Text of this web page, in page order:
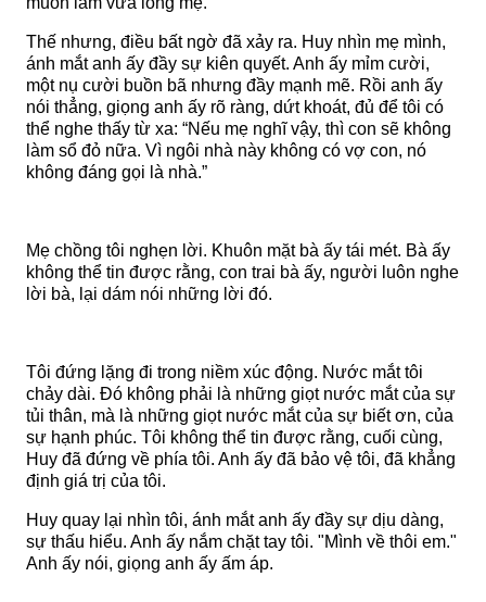
Thế nhưng, điều bất ngờ đã xảy ra. Huy nhìn mẹ mình,
ánh mắt anh ấy đầy sự kiên quyết. Anh ấy mỉm cười,
một nụ cười buồn bã nhưng đầy mạnh mẽ. Rồi anh ấy
nói thẳng, giọng anh ấy rõ ràng, dứt khoát, đủ để tôi có
thể nghe thấy từ xa: “Nếu mẹ nghĩ vậy, thì con sẽ không
làm sổ đỏ nữa. Vì ngôi nhà này không có vợ con, nó
không đáng gọi là nhà.”
Mẹ chồng tôi nghẹn lời. Khuôn mặt bà ấy tái mét. Bà ấy
không thể tin được rằng, con trai bà ấy, người luôn nghe
lời bà, lại dám nói những lời đó.
Tôi đứng lặng đi trong niềm xúc động. Nước mắt tôi
chảy dài. Đó không phải là những giọt nước mắt của sự
tủi thân, mà là những giọt nước mắt của sự biết ơn, của
sự hạnh phúc. Tôi không thể tin được rằng, cuối cùng,
Huy đã đứng về phía tôi. Anh ấy đã bảo vệ tôi, đã khẳng
định giá trị của tôi.
Huy quay lại nhìn tôi, ánh mắt anh ấy đầy sự dịu dàng,
sự thấu hiểu. Anh ấy nắm chặt tay tôi. "Mình về thôi em."
Anh ấy nói, giọng anh ấy ấm áp.